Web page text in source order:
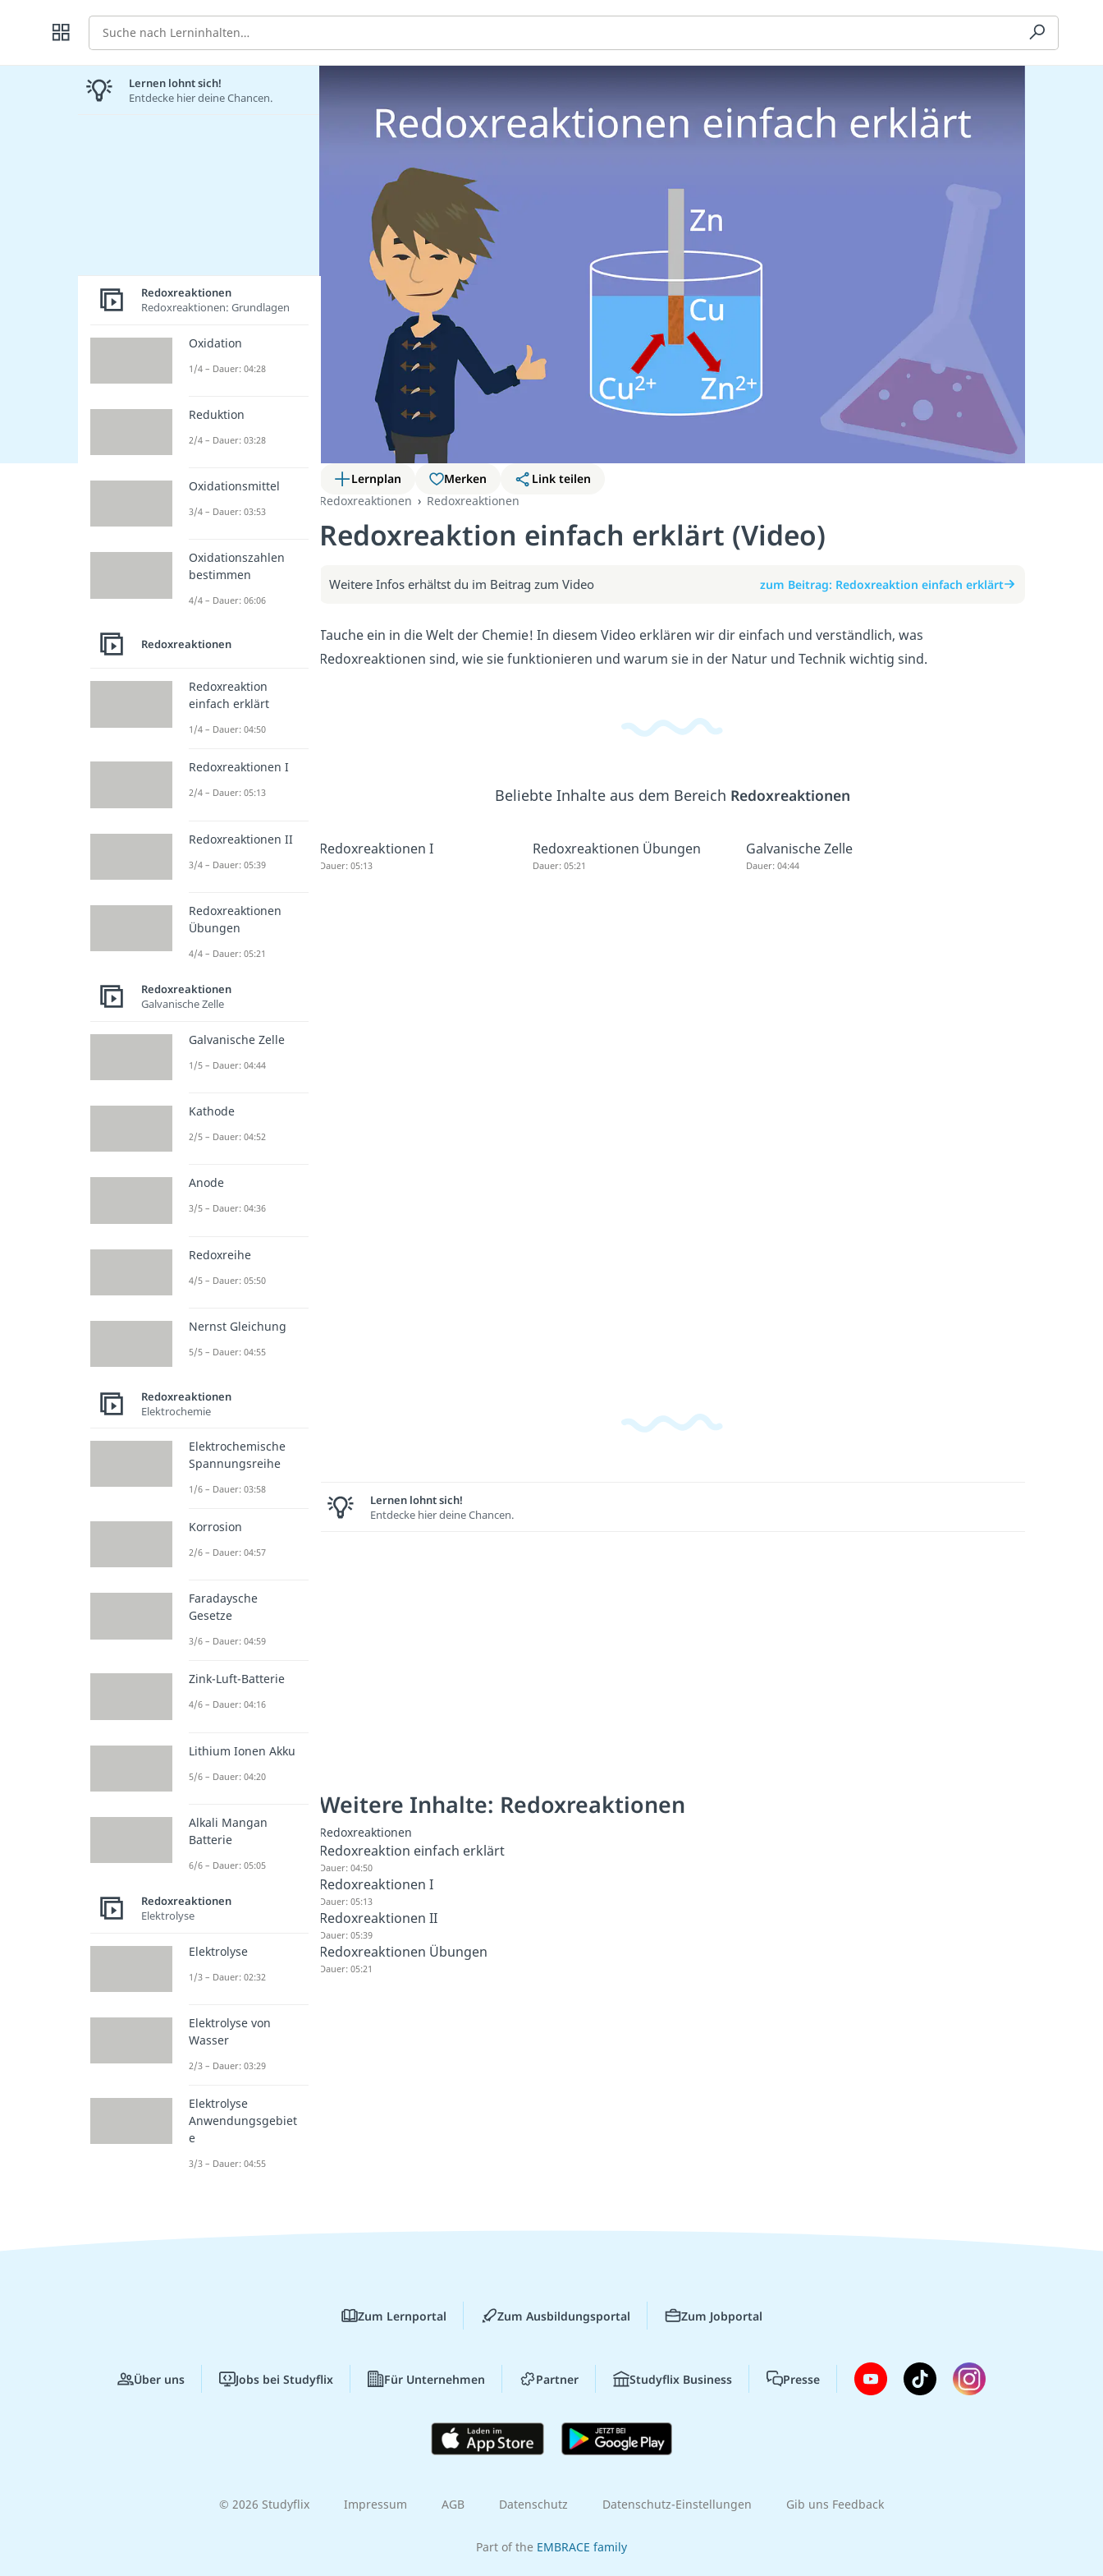
Suche
Lernplan Merken
Link teilen
Redoxreaktionen
Redoxreaktionen
Redoxreaktion einfach erklärt (Video)
Weitere Infos erhältst du im Beitrag zum Video zum Beitrag: Redoxreaktion einfach erklärt
Tauche ein in die Welt der Chemie! In diesem Video erklären wir dir einfach und verständlich, was
Redoxreaktionen sind, wie sie funktionieren und warum sie in der Natur und Technik wichtig sind.
Beliebte Inhalte aus dem Bereich Redoxreaktionen
Redoxreaktionen I
Dauer: 05:13
Redoxreaktionen Übungen
Dauer: 05:21
Galvanische Zelle
Dauer: 04:44
Lernen lohnt sich!
Entdecke hier deine Chancen.
Weitere Inhalte: Redoxreaktionen
Redoxreaktionen
Redoxreaktion einfach erklärt
Dauer: 04:50
Redoxreaktionen I
Dauer: 05:13
Redoxreaktionen II
Dauer: 05:39
Redoxreaktionen Übungen
Dauer: 05:21
Lernen lohnt sich!
Entdecke hier deine Chancen.
Redoxreaktionen
Redoxreaktionen: Grundlagen
Oxidation
1/4 – Dauer: 04:28
Reduktion
2/4 – Dauer: 03:28
Oxidationsmittel
3/4 – Dauer: 03:53
Oxidationszahlen
bestimmen
4/4 – Dauer: 06:06
Redoxreaktionen
Redoxreaktion
einfach erklärt
1/4 – Dauer: 04:50
Redoxreaktionen I
2/4 – Dauer: 05:13
Redoxreaktionen II
3/4 – Dauer: 05:39
Redoxreaktionen
Übungen
4/4 – Dauer: 05:21
Redoxreaktionen
Galvanische Zelle
Galvanische Zelle
1/5 – Dauer: 04:44
Kathode
2/5 – Dauer: 04:52
Anode
3/5 – Dauer: 04:36
Redoxreihe
4/5 – Dauer: 05:50
Nernst Gleichung
5/5 – Dauer: 04:55
Redoxreaktionen
Elektrochemie
Elektrochemische
Spannungsreihe
1/6 – Dauer: 03:58
Korrosion
2/6 – Dauer: 04:57
Faradaysche
Gesetze
3/6 – Dauer: 04:59
Zink-Luft-Batterie
4/6 – Dauer: 04:16
Lithium Ionen Akku
5/6 – Dauer: 04:20
Alkali Mangan
Batterie
6/6 – Dauer: 05:05
Redoxreaktionen
Elektrolyse
Elektrolyse
1/3 – Dauer: 02:32
Elektrolyse von
Wasser
2/3 – Dauer: 03:29
Elektrolyse
Anwendungsgebiet
e
3/3 – Dauer: 04:55
Zum Lernportal Zum Ausbildungsportal Zum Jobportal
Über uns Jobs bei Studyflix Für Unternehmen Partner Studyflix Business Presse
© 2026 Studyflix Impressum AGB Datenschutz Datenschutz-Einstellungen Gib uns Feedback
Part of the EMBRACE family